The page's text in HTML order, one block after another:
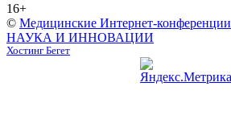
16+
© Медицинские Интернет-конференции
НАУКА И ИННОВАЦИИ
Хостинг Бегет